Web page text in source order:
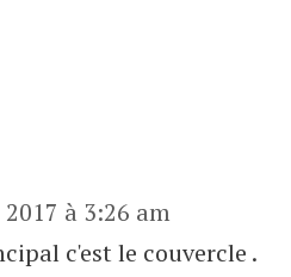
à 3:26 am
c'est le couvercle .